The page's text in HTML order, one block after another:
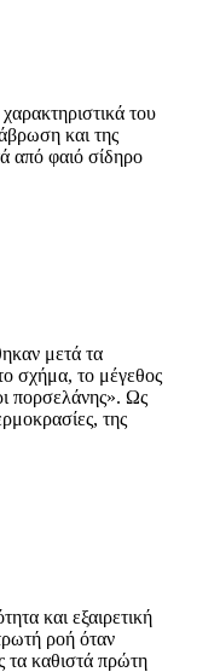
του
και της
από φαιό σίδηρο
μετά τα
σχήμα, το μέγεθος
πορσελάνης». Ως
της
και εξαιρετική
ροή όταν
τα καθιστά πρώτη